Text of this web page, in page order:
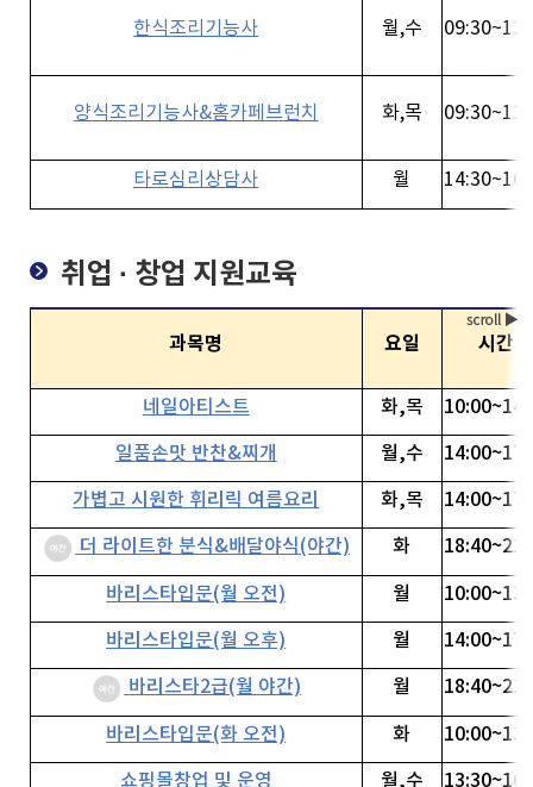
한식조리기능사 월,수
양식조리기능사&홈카페브런치 화,목
타로심리상담사 월
취업 · 창업 지원교육
과목명 요일 시간
네일아티스트 화,목
일품손맛 반찬&찌개 월,수
가볍고 시원한 휘리릭 여름요리 화,목
더 라이트한 분식&배달야식(야간) 화
바리스타입문(월 오전) 월
바리스타입문(월 오후) 월
바리스타2급(월 야간) 월
바리스타입문(화 오전) 화
쇼핑몰창업 및 운영 월,수